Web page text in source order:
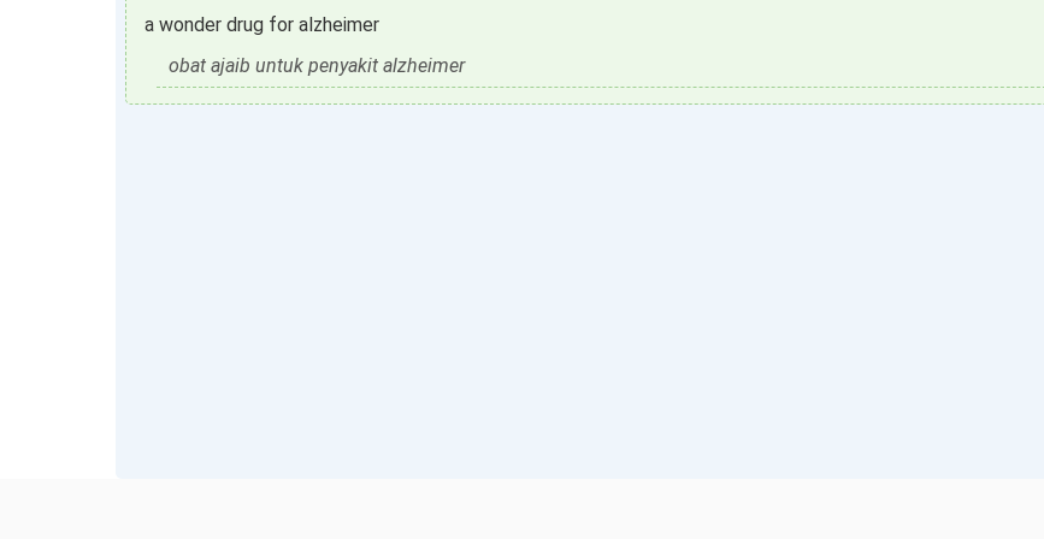
a wonder drug for alzheimer
obat ajaib untuk penyakit alzheimer